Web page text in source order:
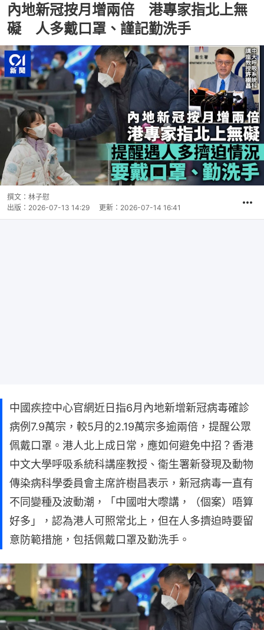
內地新冠按月增兩倍 港專家指北上無
礙 人多戴口罩、謹記勤洗手
撰文： 林子慰
出版： 2026-07-13 14:29 更新： 2026-07-14 16:41
中國疾控中心官網近日指6月內地新增新冠病毒確診
病例7.9萬宗，較5月的2.19萬宗多逾兩倍，提醒公眾
佩戴口罩。港人北上成日常，應如何避免中招？香港
中文大學呼吸系統科講座教授、衞生署新發現及動物
傳染病科學委員會主席許樹昌表示，新冠病毒一直有
不同變種及波動潮，「中國咁大嚟講，（個案）唔算
好多」，認為港人可照常北上，但在人多擠迫時要留
意防範措施，包括佩戴口罩及勤洗手。